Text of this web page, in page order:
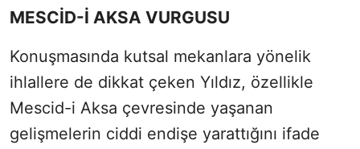
MESCİD-İ AKSA VURGUSU
Konuşmasında kutsal mekanlara yönelik
ihlallere de dikkat çeken Yıldız, özellikle
Mescid-i Aksa çevresinde yaşanan
gelişmelerin ciddi endişe yarattığını ifade